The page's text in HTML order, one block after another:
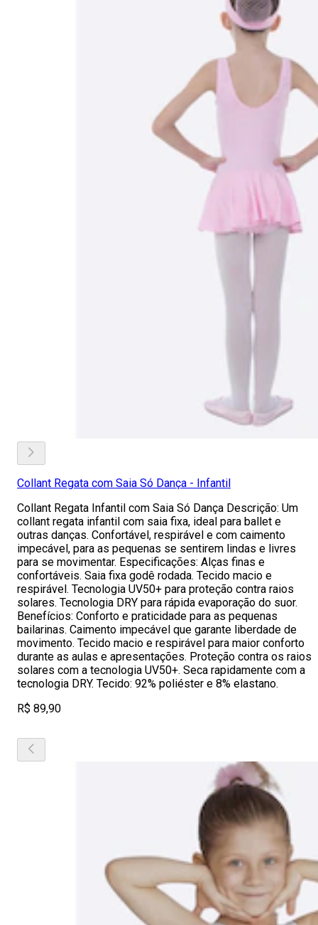
Collant Regata com Saia Só Dança - Infantil
Collant Regata Infantil com Saia Só Dança Descrição: Um
collant regata infantil com saia fixa, ideal para ballet e
outras danças. Confortável, respirável e com caimento
impecável, para as pequenas se sentirem lindas e livres
para se movimentar. Especificações: Alças finas e
confortáveis. Saia fixa godê rodada. Tecido macio e
respirável. Tecnologia UV50+ para proteção contra raios
solares. Tecnologia DRY para rápida evaporação do suor.
Benefícios: Conforto e praticidade para as pequenas
bailarinas. Caimento impecável que garante liberdade de
movimento. Tecido macio e respirável para maior conforto
durante as aulas e apresentações. Proteção contra os raios
solares com a tecnologia UV50+. Seca rapidamente com a
tecnologia DRY. Tecido: 92% poliéster e 8% elastano.
R$ 89,90